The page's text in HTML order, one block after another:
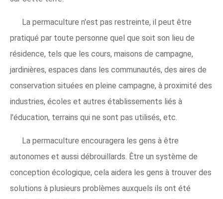
La permaculture n'est pas restreinte, il peut être
pratiqué par toute personne quel que soit son lieu de
résidence, tels que les cours, maisons de campagne,
jardinières, espaces dans les communautés, des aires de
conservation situées en pleine campagne, à proximité des
industries, écoles et autres établissements liés à
l'éducation, terrains qui ne sont pas utilisés, etc.
La permaculture encouragera les gens à être
autonomes et aussi débrouillards. Être un système de
conception écologique, cela aidera les gens à trouver des
solutions à plusieurs problèmes auxquels ils ont été